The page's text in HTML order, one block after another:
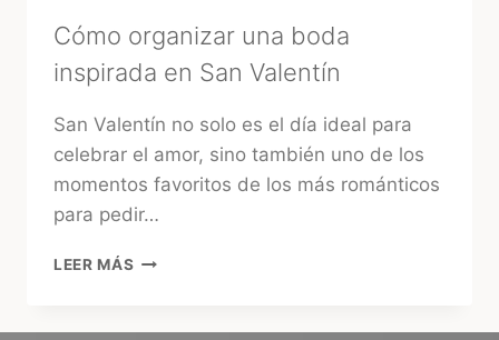
Cómo organizar una boda
inspirada en San Valentín
San Valentín no solo es el día ideal para
celebrar el amor, sino también uno de los
momentos favoritos de los más románticos
para pedir…
LEER MÁS CÓMO
BODA